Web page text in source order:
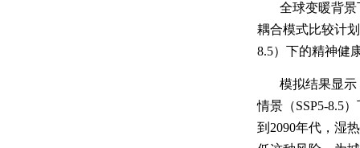
全球变暖背
耦合模式比较计
8.5）下的精神健
模拟结果显
情景（SSP5-8.5
到 2090年代，湿